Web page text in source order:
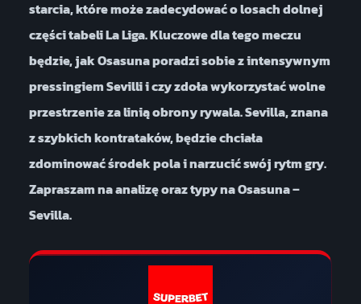
starcia, które może zadecydować o losach dolnej
części tabeli La Liga. Kluczowe dla tego meczu
będzie, jak Osasuna poradzi sobie z intensywnym
pressingiem Sevilli i czy zdoła wykorzystać wolne
przestrzenie za linią obrony rywala. Sevilla, znana
z szybkich kontrataków, będzie chciała
zdominować środek pola i narzucić swój rytm gry.
Zapraszam na analizę oraz typy na Osasuna –
Sevilla.